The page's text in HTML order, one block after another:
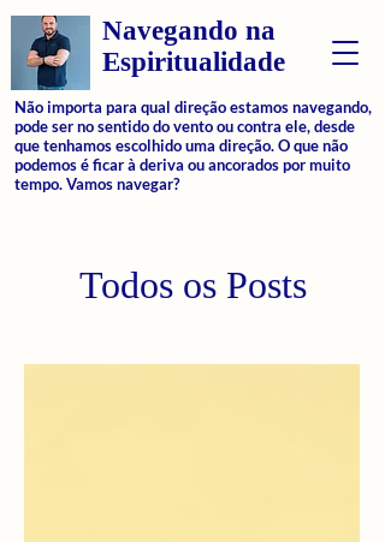
Navegando na
Espiritualidade
Não importa para qual direção estamos navegando,
pode ser no sentido do vento ou contra ele, desde
que tenhamos escolhido uma direção. O que não
podemos é ficar à deriva ou ancorados por muito
tempo. Vamos navegar?
Todos os Posts